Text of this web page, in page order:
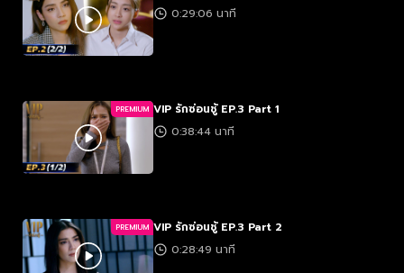
0:29:06 นาที
PREMIUM VIP รักซ่อนชู้ EP.3 Part 1
0:38:44 นาที
PREMIUM VIP รักซ่อนชู้ EP.3 Part 2
0:28:49 นาที